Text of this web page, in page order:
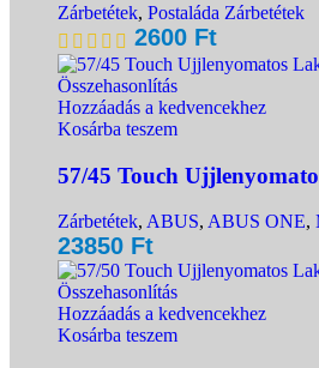
Zárbetétek, Postaláda Zárbetétek
2600 Ft
Összehasonlítás
Hozzáadás a kedvencekhez
Kosárba teszem
57/45 Touch
Zárbetétek, ABUS, ABUS ONE,
23850 Ft
Összehasonlítás
Hozzáadás a kedvencekhez
Kosárba teszem